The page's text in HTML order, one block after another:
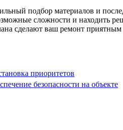
подбор материалов и
сложности и находить
сделают ваш ремонт
приоритетов
безопасности на объекте